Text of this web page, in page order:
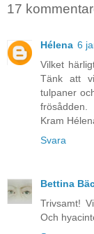
17
Hélena 6
Vilket
Tänk att
tulpaner
frösådden.
Kram
Svara
Bettina
Trivsamt!
Och